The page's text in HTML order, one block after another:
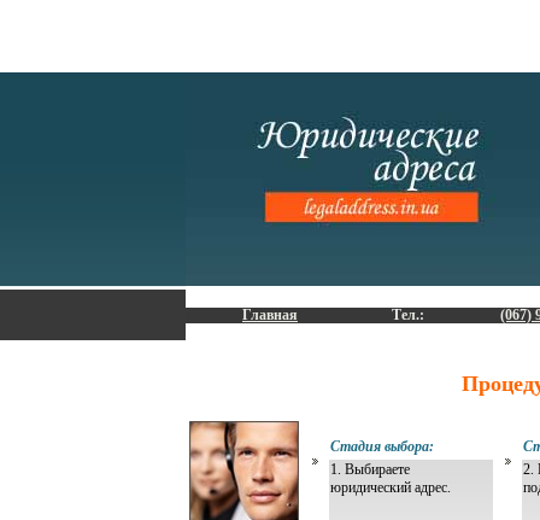
Главная Тел.: (067)
Стадия выбора:
1. Выбираете
юридический адрес.
2.